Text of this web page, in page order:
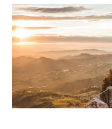
Contatti
Italiano
German
English
Spanish
rassegna stampa